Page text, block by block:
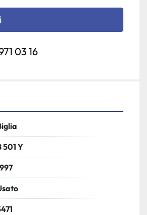
03 16
501 Y